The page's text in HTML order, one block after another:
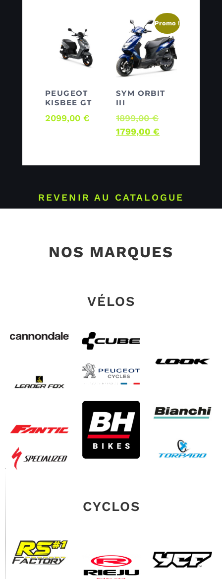
PEUGEOT
KISBEE GT
2099,00 €
Promo !
SYM ORBIT
III
1899,00€
1799,00 €
REVENIR AU CATALOGUE
NOS MARQUES
VÉLOS
CYCLOS